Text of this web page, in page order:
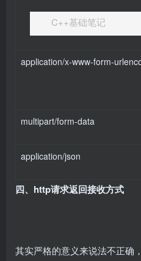
C++基础笔记
application/x-www-form-
multipart/form-data
application/json
四、http请求返回接收方式
其实严格的意义来说法不正确